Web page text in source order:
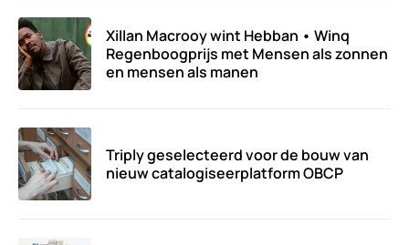
Xillan Macrooy wint Hebban • Winq
Regenboogprijs met Mensen als zonnen
en mensen als manen
Triply geselecteerd voor de bouw van
nieuw catalogiseerplatform OBCP